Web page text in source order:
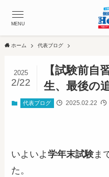
MENU
ホーム 代表ブログ
【試験前自
生、最後の
2025
2/22
代表ブログ 2025.02.22
いよいよ学年末試験ま
た。